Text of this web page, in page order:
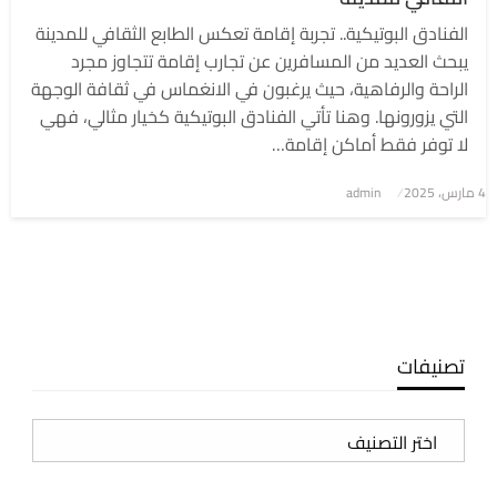
الفنادق البوتيكية.. تجربة إقامة تعكس الطابع الثقافي للمدينة
يبحث العديد من المسافرين عن تجارب إقامة تتجاوز مجرد
الراحة والرفاهية، حيث يرغبون في الانغماس في ثقافة الوجهة
التي يزورونها. وهنا تأتي الفنادق البوتيكية كخيار مثالي، فهي
لا توفر فقط أماكن إقامة…
نُشر
4 مارس، 2025 admin
تصنيفات
تصنيفات